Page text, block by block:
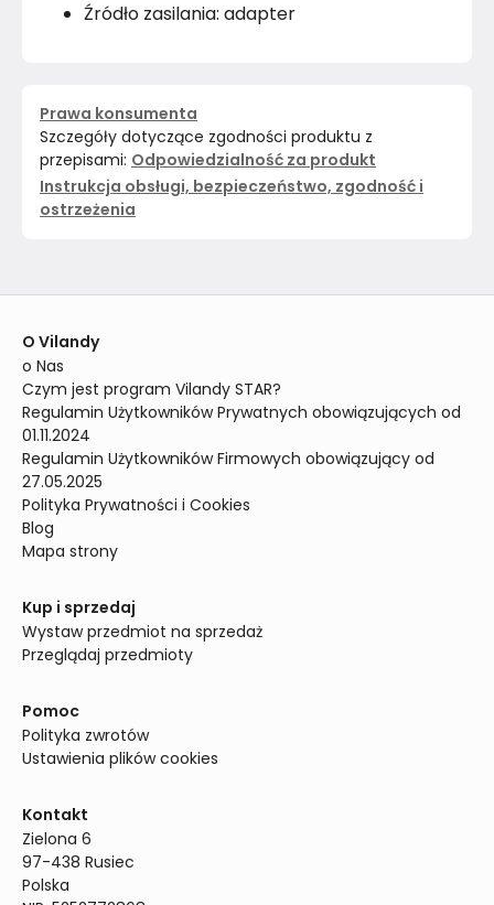
Źródło zasilania: adapter
Prawa konsumenta
Szczegóły dotyczące zgodności produktu z
przepisami: Odpowiedzialność za produkt
Instrukcja obsługi, bezpieczeństwo, zgodność i
ostrzeżenia
O Vilandy
o Nas
Czym jest program Vilandy STAR?
Regulamin Użytkowników Prywatnych obowiązujących od
01.11.2024
Regulamin Użytkowników Firmowych obowiązujący od
27.05.2025
Polityka Prywatności i Cookies
Blog
Mapa strony
Kup i sprzedaj
Wystaw przedmiot na sprzedaż
Przeglądaj przedmioty
Pomoc
Polityka zwrotów
Ustawienia plików cookies
Kontakt
Zielona 6
97-438 Rusiec
Polska